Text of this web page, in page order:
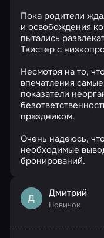
Пока родители
и освобождения
пытались
Твистер с
Несмотря на то,
впечатления
показатели
праздником.
Очень надеюсь,
необходимые
бронирований.
Д Дмитрий
Новичок